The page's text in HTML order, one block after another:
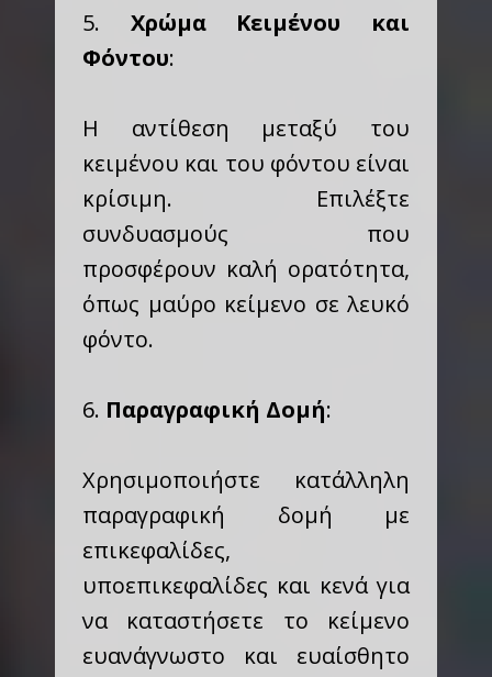
5. Χρώμα Κειμένου και
Φόντου:
Η αντίθεση μεταξύ του
κειμένου και του φόντου είναι
κρίσιμη. Επιλέξτε
συνδυασμούς που
προσφέρουν καλή ορατότητα,
όπως μαύρο κείμενο σε λευκό
φόντο.
6. Παραγραφική Δομή:
Χρησιμοποιήστε κατάλληλη
παραγραφική δομή με
επικεφαλίδες,
υποεπικεφαλίδες και κενά για
να καταστήσετε το κείμενο
ευανάγνωστο και ευαίσθητο